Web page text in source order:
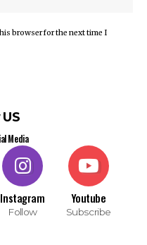
browser for the next time I
Media
Instagram
Follow
Youtube
Subscribe